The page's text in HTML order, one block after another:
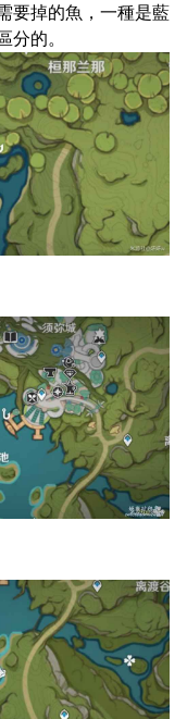
要掉的魚，一種是藍
的。